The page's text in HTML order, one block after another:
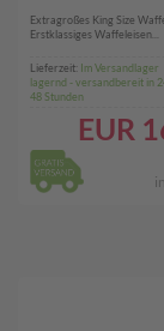
Extragroßes King Size
Erstklassiges Waffeleisen...
Lieferzeit: Im Versandlager
lagernd - versandbereit in
48 Stunden
EUR